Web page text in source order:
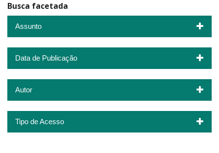
Busca facetada
Assunto
Data de Publicação
Autor
Tipo de Acesso